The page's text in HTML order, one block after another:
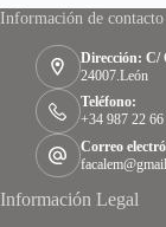
Información de contacto
Dirección: C/
24007.León
Teléfono:
+34 987 22 66
Correo
Información Legal